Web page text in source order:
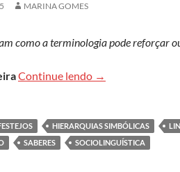
MARINA GOMES
como a terminologia pode reforçar
Continue lendo Festa ou festejo?
→
HIERARQUIAS SIMBÓLICAS
SABERES SOCIOLINGUÍSTICA